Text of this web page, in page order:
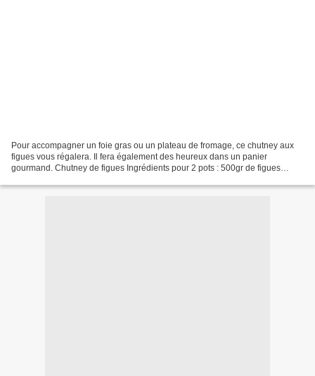
Pour accompagner un foie gras ou un plateau de fromage, ce chutney aux
figues vous régalera. Il fera également des heureux dans un panier
gourmand. Chutney de figues Ingrédients pour 2 pots : 500gr de figues